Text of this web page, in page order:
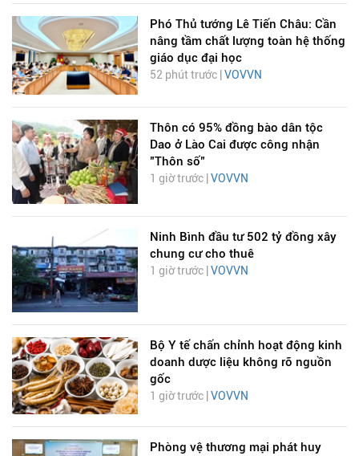
Phó Thủ tướng Lê Tiến Châu: Cần
nâng tầm chất lượng toàn hệ thống
giáo dục đại học
52 phút trước | VOVVN
Thôn có 95% đồng bào dân tộc
Dao ở Lào Cai được công nhận
"Thôn số"
1 giờ trước | VOVVN
Ninh Bình đầu tư 502 tỷ đồng xây
chung cư cho thuê
1 giờ trước | VOVVN
Bộ Y tế chấn chỉnh hoạt động kinh
doanh dược liệu không rõ nguồn
gốc
1 giờ trước | VOVVN
Phòng vệ thương mại phát huy